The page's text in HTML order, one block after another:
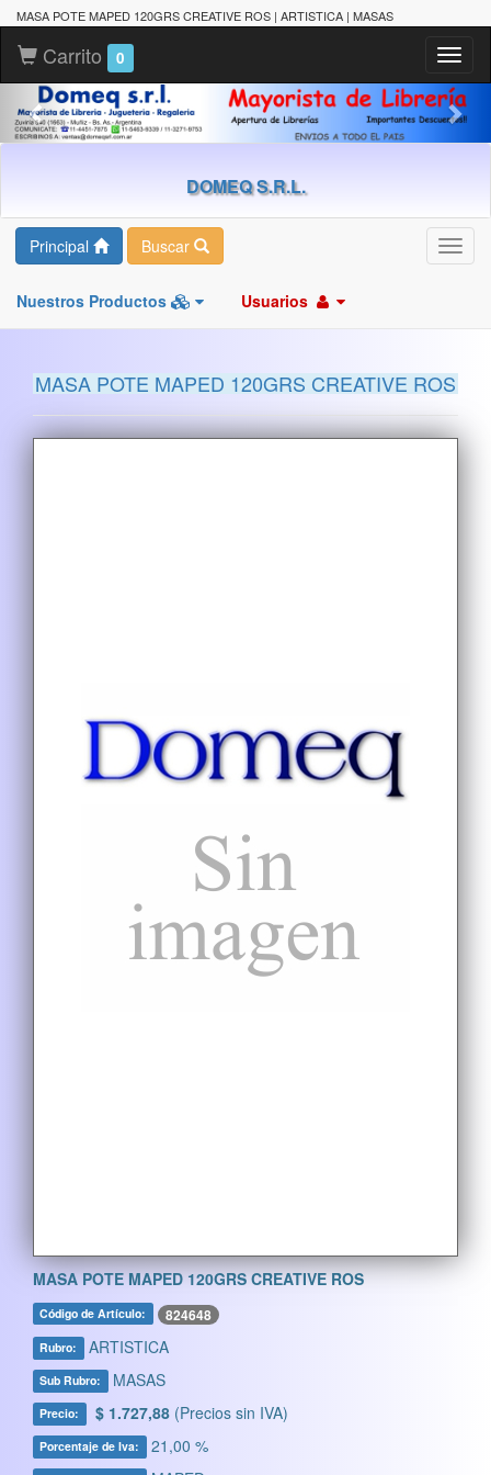
MASA POTE MAPED 120GRS CREATIVE ROS | ARTISTICA | MASAS
Carrito 0
DOMEQ S.R.L.
Principal Buscar
Nuestros Productos Usuarios
MASA POTE MAPED 120GRS CREATIVE ROS
MASA POTE MAPED 120GRS CREATIVE ROS
Código de Artículo: 824648
Rubro: ARTISTICA
Sub Rubro: MASAS
Precio: $ 1.727,88 (Precios sin IVA)
Porcentaje de Iva: 21,00 %